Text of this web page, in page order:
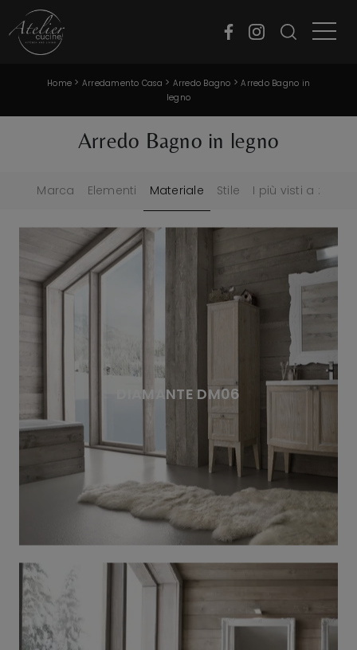
Home > Arredamento Casa > Arredo Bagno >Arredo Bagno in
legno
Arredo Bagno in legno
Marca Elementi Materiale Stile I più visti a :
DIAMANTE DM06